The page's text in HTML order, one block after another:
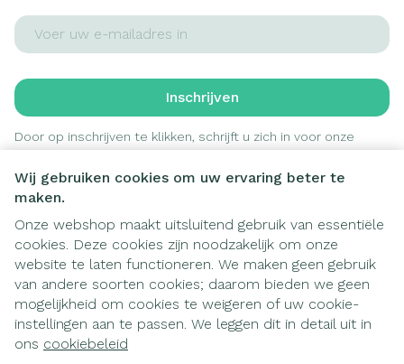
Wij gebruiken cookies om uw ervaring beter te
maken.
Onze webshop maakt uitsluitend gebruik van essentiële
cookies. Deze cookies zijn noodzakelijk om onze
website te laten functioneren. We maken geen gebruik
van andere soorten cookies; daarom bieden we geen
mogelijkheid om cookies te weigeren of uw cookie-
instellingen aan te passen. We leggen dit in detail uit in
ons cookiebeleid
E-mail adres
Inschrijven
Door op inschrijven te klikken, schrijft u zich in voor onze
nieuwsbrief en gaat u akkoord met onzeprivacy policy.
Juridische links